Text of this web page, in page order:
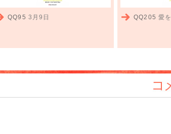
QQ95 3月9日 QQ205愛
コメ